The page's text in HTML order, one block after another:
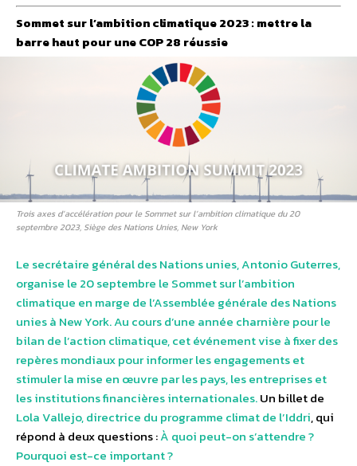
Sommet sur l’ambition climatique 2023 : mettre la
barre haut pour une COP 28 réussie
Trois axes d’accélération pour le Sommet sur l’ambition climatique du 20
septembre 2023, Siège des Nations Unies, New York
Le secrétaire général des Nations unies, Antonio Guterres,
organise le 20 septembre le Sommet sur l’ambition
climatique en marge de l’Assemblée générale des Nations
unies à New York. Au cours d’une année charnière pour le
bilan de l’action climatique, cet événement vise à fixer des
repères mondiaux pour informer les engagements et
stimuler la mise en œuvre par les pays, les entreprises et
les institutions financières internationales.Un billet de
Lola Vallejo, directrice du programme climat de l’Iddri, qui
répond à deux questions :À quoi peut-on s’attendre ?
Pourquoi est-ce important ?